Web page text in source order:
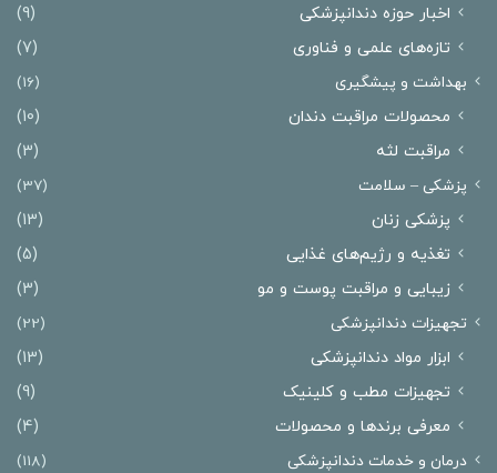
اخبار حوزه دندانپزشکی
(9)
تازه‌های علمی و فناوری
(7)
بهداشت و پیشگیری (16)
محصولات مراقبت دندان
(10)
مراقبت لثه
(3)
پزشکی – سلامت (37)
پزشکی زنان
(13)
تغذیه و رژیم‌های غذایی
(5)
زیبایی و مراقبت پوست و مو
(3)
تجهیزات دندانپزشکی (22)
ابزار مواد دندانپزشکی
(13)
تجهیزات مطب و کلینیک
(9)
معرفی برندها و محصولات
(4)
درمان‌ و خدمات دندانپزشکی (118)